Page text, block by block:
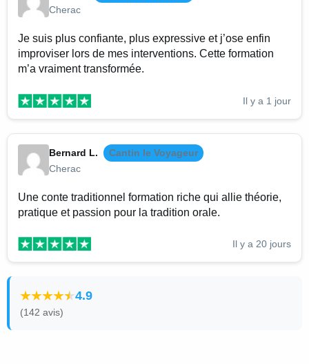
Cherac
Je suis plus confiante, plus expressive et j’ose enfin
improviser lors de mes interventions. Cette formation
m’a vraiment transformée.
Il y a 1 jour
Bernard L.
Cantin le Voyageur
Cherac
Une conte traditionnel formation riche qui allie théorie,
pratique et passion pour la tradition orale.
Il y a 20 jours
4.9
(142 avis)